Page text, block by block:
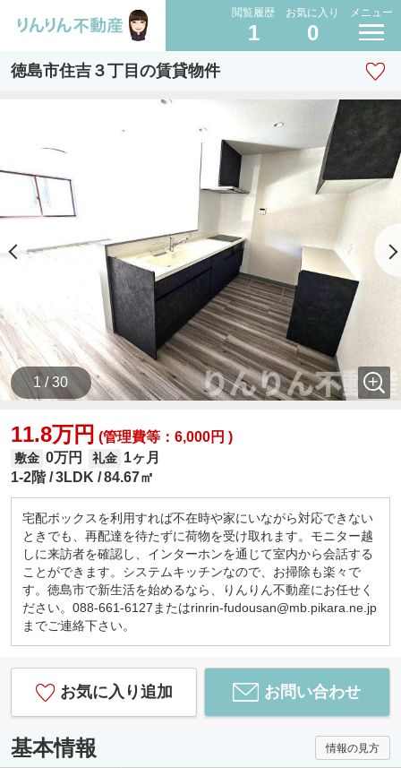
閲覧履歴
1
お気に入り
0
メニュー
徳島市住吉３丁目の賃貸物件
1 / 30
11.8万円 (管理費等：6,000円 )
敷金 0万円 礼金 1ヶ月
1-2階 3LDK 84.67㎡
宅配ボックスを利用すれば不在時や家にいながら対応できない
ときでも、再配達を待たずに荷物を受け取れます。モニター越
しに来訪者を確認し、インターホンを通じて室内から会話する
ことができます。システムキッチンなので、お掃除も楽々で
す。徳島市で新生活を始めるなら、りんりん不動産にお任せく
ださい。088-661-6127またはrinrin-fudousan@mb.pikara.ne.jp
までご連絡下さい。
お気に入り追加 お問い合わせ
基本情報 情報の見方